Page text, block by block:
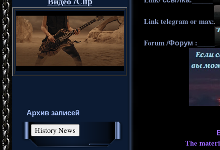
Архив записей
Link telegram or max:
Forum /Форум :_____
The